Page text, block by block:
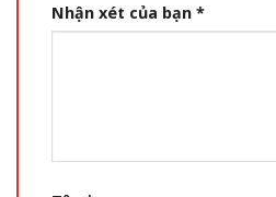
Nhận xét của bạn *